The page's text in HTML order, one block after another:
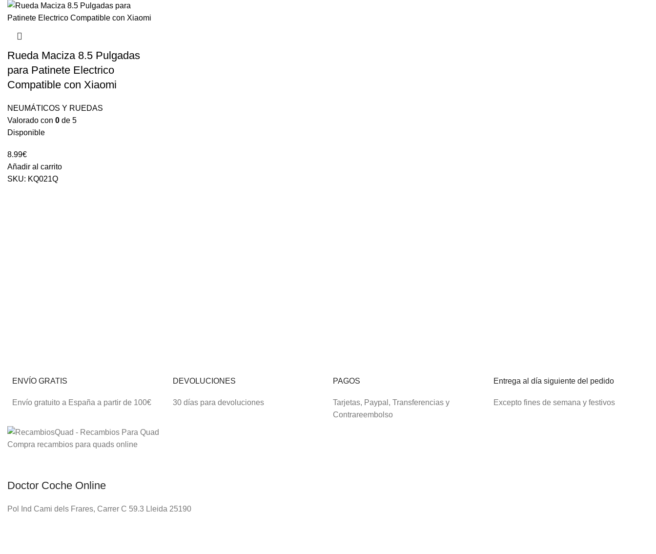
Rueda Maciza 8.5 Pulgadas
para Patinete Electrico
Compatible con Xiaomi
NEUMÁTICOS Y RUEDAS
Valorado con 0 de 5
Disponible
8.99€
Añadir al carrito
SKU: KQ021Q
ENVÍO GRATIS
Envío gratuito a España a partir de 100€
DEVOLUCIONES
30 días para devoluciones
PAGOS
Tarjetas, Paypal, Transferencias y
Contrareembolso
Entrega al día siguiente del pedido
Excepto fines de semana y festivos
Compra recambios para quads online
Doctor Coche Online
Pol Ind Cami dels Frares, Carrer C 59.3 Lleida 25190